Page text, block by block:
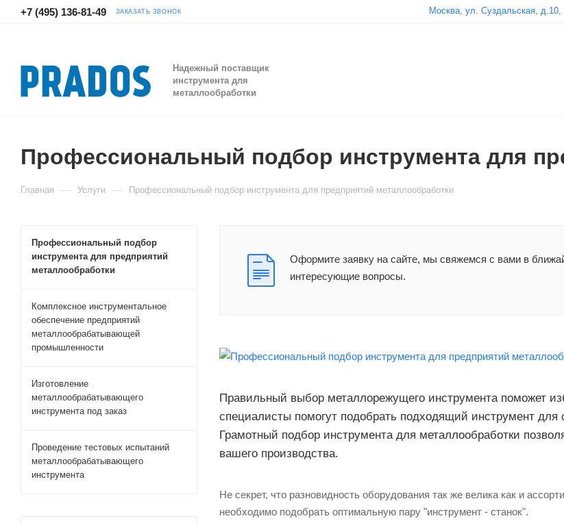
+7 (495) 136-81-49 ЗАКАЗАТЬ ЗВОНОК Москва, ул. Суздальская, д.10,
Надежный поставщик
инструмента для
металлообработки
Профессиональный подбор инструмента для
Главная — Услуги — Профессиональный подбор инструмента для предприятий металлообработки
Оформите заявку на сайте, мы свяжемся с вами в
интересующие вопросы.
Правильный выбор металлорежущего инструмента поможет
специалисты помогут подобрать подходящий инструмент
Грамотный подбор инструмента для металлообработки
вашего производства.
Не секрет, что разновидность оборудования так же велика как и
необходимо подобрать оптимальную пару "инструмент - станок".
Профессиональный подбор
инструмента для предприятий
металлообработки
Комплексное инструментальное
обеспечение предприятий
металлообрабатывающей
промышленности
Изготовление
металлообрабатывающего
инструмента под заказ
Проведение тестовых испытаний
металлообрабатывающего
инструмента